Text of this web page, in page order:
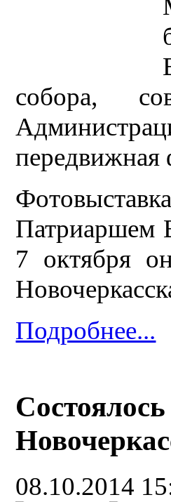
собора,
передвижная
Патриаршем
7 октября
Подробнее...
08.10.2014